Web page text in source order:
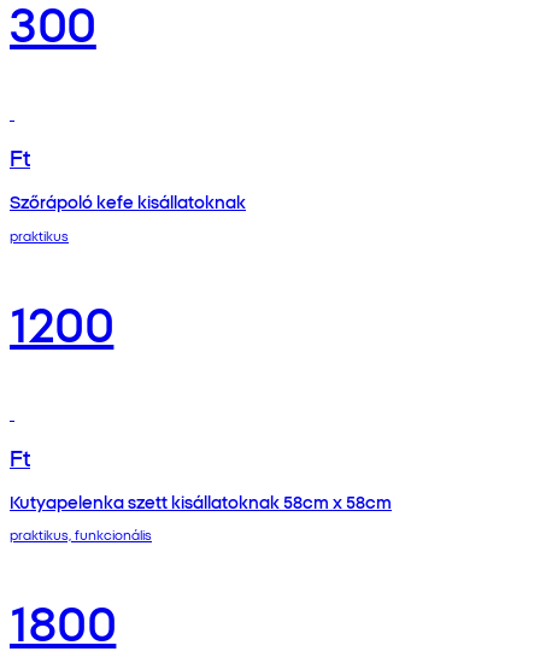
300
Ft
Szőrápoló kefe kisállatoknak
praktikus
1200
Ft
Kutyapelenka szett kisállatoknak 58cm x 58cm
praktikus, funkcionális
1800